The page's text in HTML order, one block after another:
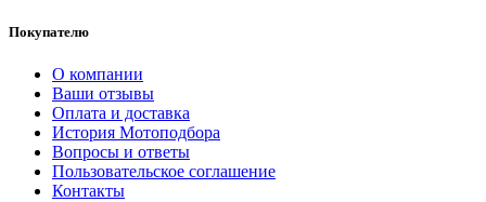
Покупателю
О компании
Ваши отзывы
Оплата и доставка
История Мотоподбора
Вопросы и ответы
Пользовательское соглашение
Контакты